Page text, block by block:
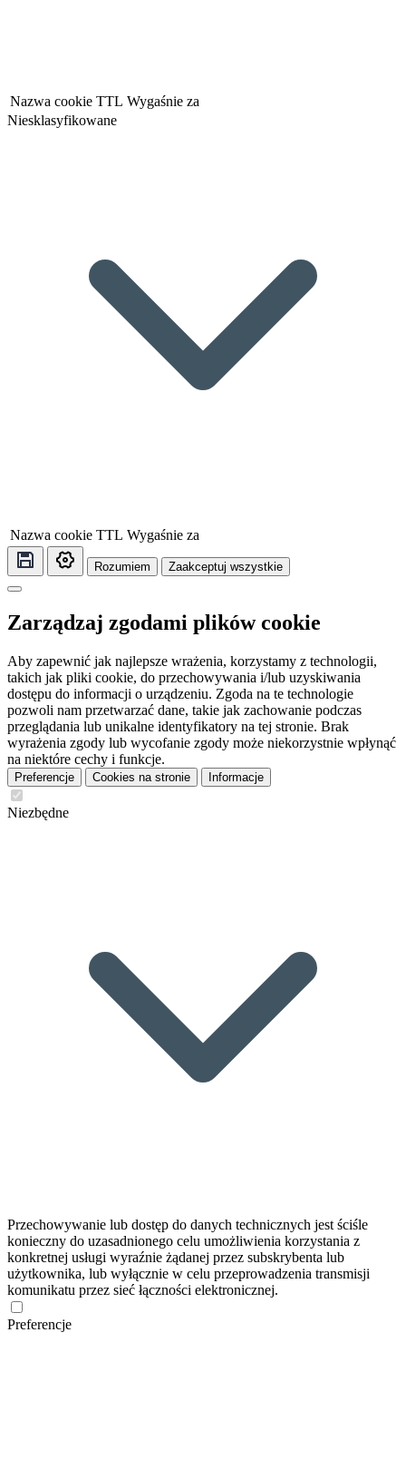
Nazwa cookie TTL Wygaśnie za
Niesklasyfikowane
Nazwa cookie TTL Wygaśnie za
Rozumiem Zaakceptuj wszystkie
Zarządzaj zgodami plików cookie
Aby zapewnić jak najlepsze wrażenia, korzystamy z technologii,
takich jak pliki cookie, do przechowywania i/lub uzyskiwania
dostępu do informacji o urządzeniu. Zgoda na te technologie
pozwoli nam przetwarzać dane, takie jak zachowanie podczas
przeglądania lub unikalne identyfikatory na tej stronie. Brak
wyrażenia zgody lub wycofanie zgody może niekorzystnie wpłynąć
na niektóre cechy i funkcje.
Preferencje Cookies na stronie Informacje
Niezbędne
Przechowywanie lub dostęp do danych technicznych jest ściśle
konieczny do uzasadnionego celu umożliwienia korzystania z
konkretnej usługi wyraźnie żądanej przez subskrybenta lub
użytkownika, lub wyłącznie w celu przeprowadzenia transmisji
komunikatu przez sieć łączności elektronicznej.
Preferencje